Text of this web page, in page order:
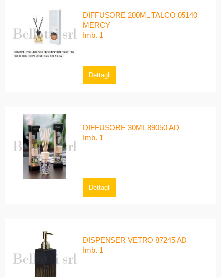
DIFFUSORE 200ML TALCO 05140
MERCY
Imb. 1
Dettagli
DIFFUSORE 30ML 89050 AD
Imb. 1
Dettagli
DISPENSER VETRO 87245 AD
Imb. 1